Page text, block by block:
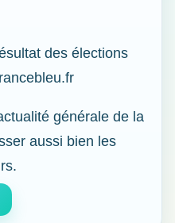
des élections
générale de la
aussi bien les